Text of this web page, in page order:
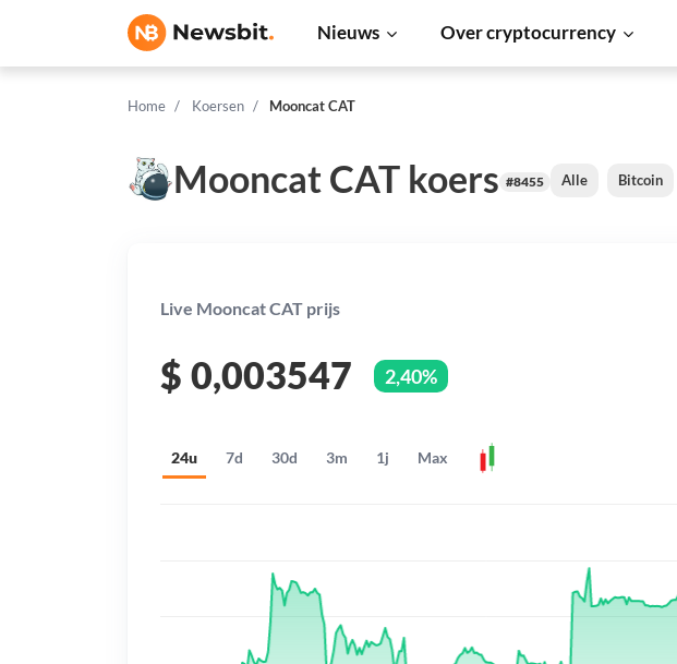
Nieuws Over cryptocurrency
Home Koersen Mooncat CAT
Mooncat CAT koers #8455 Alle Bitcoin
Live Mooncat CAT prijs
$ 0,003547 2,40%
24u 7d 30d 3m 1j Max